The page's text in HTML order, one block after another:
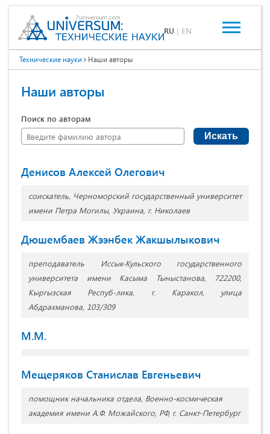
RU | EN
Технические науки Наши авторы
Наши авторы
Поиск по авторам
Искать
Денисов Алексей Олегович
соискатель, Черноморский государственный университет
имени Петра Могилы, Украина, г. Николаев
Дюшембаев Жээнбек Жакшылыкович
преподаватель Иссык-Кульского государственного
университета имени Касыма Тыныстанова, 722200,
Кыргызская Респуб-лика, г. Каракол, улица
Абдрахманова, 103/309
М.М.
Мещеряков Станислав Евгеньевич
помощник начальника отдела, Военно-космическая
академия имени А.Ф. Можайского, РФ, г. Санкт-Петербург